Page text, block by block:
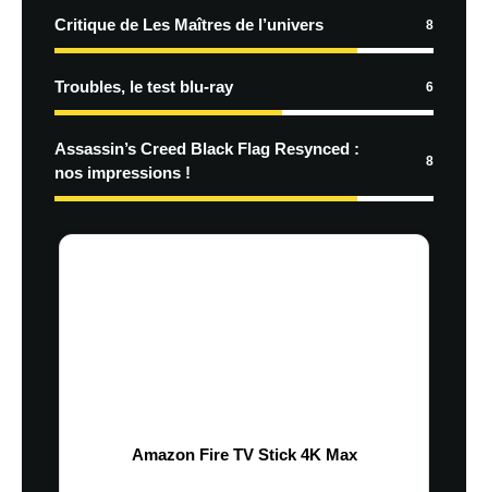
Critique de Les Maîtres de l’univers 8
Troubles, le test blu-ray 6
Assassin’s Creed Black Flag Resynced :
nos impressions !
8
Amazon Fire TV Stick 4K Max